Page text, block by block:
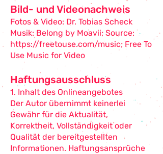
Bild- und Videonachweis
Fotos & Video: Dr. Tobias Scheck
Musik: Belong by Moavii; Source:
https://freetouse.com/music; Free To
Use Music for Video
Haftungsausschluss
1. Inhalt des Onlineangebotes
Der Autor übernimmt keinerlei
Gewähr für die Aktualität,
Korrektheit, Vollständigkeit oder
Qualität der bereitgestellten
Informationen. Haftungsansprüche